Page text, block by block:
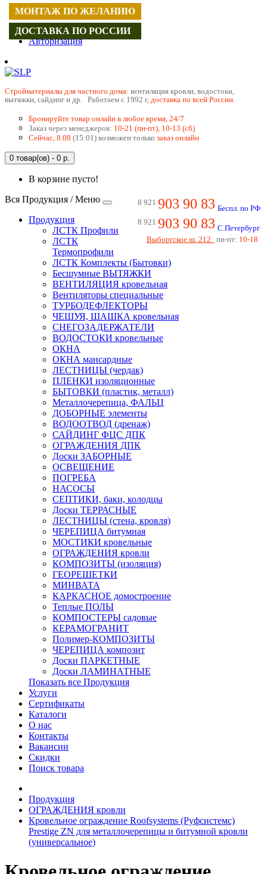
Регистрация
Авторизация
Cтройматериалы для частного дома: вентиляция кровли, водостоки,
вытяжки, сайдинг и др. Работаем с 1992 г, доставка по всей России.
Бронируйте товар онлайн в любое время, 24/7
Заказ через менеджеров: 10-21 (пн-пт), 10-13 (сб)
Сейчас, 8.08 (15:01) возможен только заказ онлайн
0 товар(ов) - 0 р.
В корзине пусто!
8 921 903 90 83 Беспл. по РФ
8 921 903 90 83 С.Петербург
Выборгское ш. 212
пн-пт: 10-18
Вся Продукция / Меню
Продукция
ЛСТК Профили
ЛСТК
Термопрофили
ЛСТК Комплекты (Бытовки)
Бесшумные ВЫТЯЖКИ
ВЕНТИЛЯЦИЯ кровельная
Вентиляторы специальные
ТУРБОДЕФЛЕКТОРЫ
ЧЕШУЯ, ШАШКА кровельная
СНЕГОЗАДЕРЖАТЕЛИ
ВОДОСТОКИ кровельные
ОКНА
ОКНА мансардные
ЛЕСТНИЦЫ (чердак)
ПЛЕНКИ изоляционные
БЫТОВКИ (пластик, металл)
Металлочерепица, ФАЛЬЦ
ДОБОРНЫЕ элементы
ВОДООТВОД (дренаж)
САЙДИНГ ФЦС ДПК
ОГРАЖДЕНИЯ ДПК
Доски ЗАБОРНЫЕ
ОСВЕЩЕНИЕ
ПОГРЕБА
НАСОСЫ
СЕПТИКИ, баки, колодцы
Доски ТЕРРАСНЫЕ
ЛЕСТНИЦЫ (стена, кровля)
ЧЕРЕПИЦА битумная
МОСТИКИ кровельные
ОГРАЖДЕНИЯ кровли
КОМПОЗИТЫ (изоляция)
ГЕОРЕШЕТКИ
МИНВАТА
КАРКАСНОЕ домостроение
Теплые ПОЛЫ
КОМПОСТЕРЫ садовые
КЕРАМОГРАНИТ
Полимер-КОМПОЗИТЫ
ЧЕРЕПИЦА композит
Доски ПАРКЕТНЫЕ
Доски ЛАМИНАТНЫЕ
Показать все Продукция
Услуги
Сертификаты
Каталоги
О нас
Контакты
Вакансии
Скидки
Поиск товара
Продукция
ОГРАЖДЕНИЯ кровли
Кровельное ограждение Roofsystems (Руфсистемс)
Prestige ZN для металлочерепицы и битумной кровли
(универсальное)
МОНТАЖ ПО ЖЕЛАНИЮ
ДОСТАВКА ПО РОССИИ